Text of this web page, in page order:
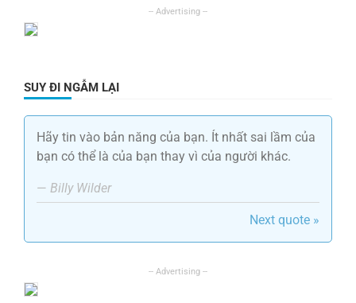
SUY ĐI NGẪM LẠI
Hãy tin vào bản năng của bạn. Ít nhất sai lầm của
bạn có thể là của bạn thay vì của người khác.
— Billy Wilder
Next quote »